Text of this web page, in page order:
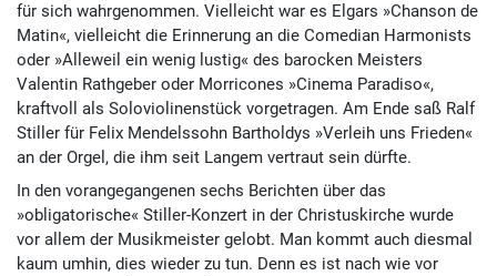
für sich wahrgenommen. Vielleicht war es Elgars »Chanson de
Matin«, vielleicht die Erinnerung an die Comedian Harmonists
oder »Alleweil ein wenig lustig« des barocken Meisters
Valentin Rathgeber oder Morricones »Cinema Paradiso«,
kraftvoll als Soloviolinenstück vorgetragen. Am Ende saß Ralf
Stiller für Felix Mendelssohn Bartholdys »Verleih uns Frieden«
an der Orgel, die ihm seit Langem vertraut sein dürfte.
In den vorangegangenen sechs Berichten über das
»obligatorische« Stiller-Konzert in der Christuskirche wurde
vor allem der Musikmeister gelobt. Man kommt auch diesmal
kaum umhin, dies wieder zu tun. Denn es ist nach wie vor